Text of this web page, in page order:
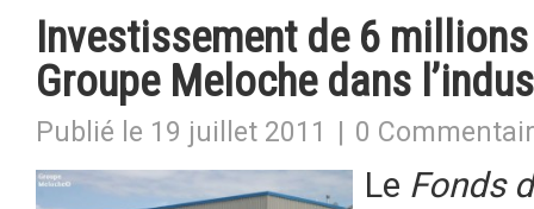
Investissement de 6
Groupe Meloche dans
Publié le 19 juillet 2011 0
Le Fonds